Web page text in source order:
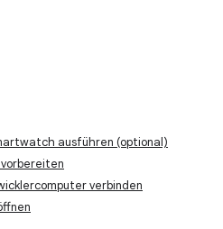
ausführen (optional)
verbinden